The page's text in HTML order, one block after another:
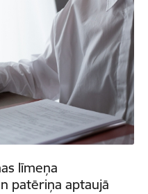
līmeņa
patēriņa aptaujā